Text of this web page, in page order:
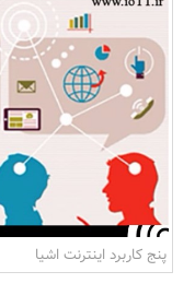
پنج کاربرد اینترنت اشیا